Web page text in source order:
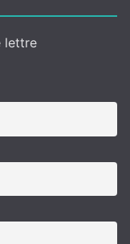
lettre